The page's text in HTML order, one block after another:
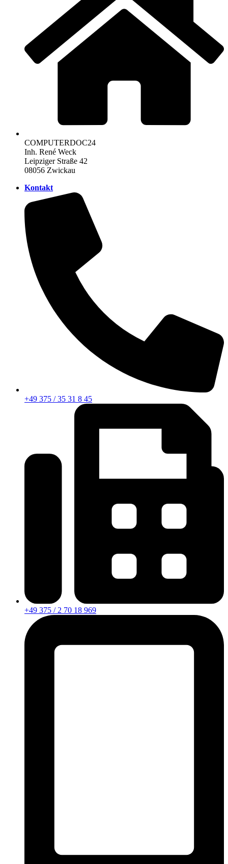
COMPUTERDOC24
Inh. René Weck
Leipziger Straße 42
08056 Zwickau
Kontakt
+49 375 / 35 31 8 45
+49 375 / 2 70 18 969